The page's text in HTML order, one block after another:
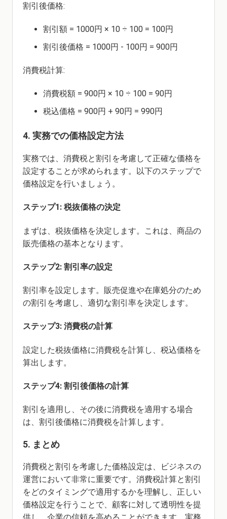
割引後価格:
割引額 = 1000円 × 10 ÷ 100 = 100円
割引後価格 = 1000円 - 100円 = 900円
消費税計算:
消費税額 = 900円 × 10 ÷ 100 = 90円
税込価格 = 900円 + 90円 = 990円
4. 実務での価格設定方法
実務では、消費税と割引を考慮して正確な価格を
設定することが求められます。以下のステップで
価格設定を行いましょう。
ステップ1: 税抜価格の決定
まずは、税抜価格を決定します。これは、商品の
販売価格の基本となります。
ステップ2: 割引率の設定
割引率を設定します。販売促進や在庫処分のため
の割引を考慮し、適切な割引率を決定します。
ステップ3: 消費税の計算
設定した税抜価格に消費税を計算し、税込価格を
算出します。
ステップ4: 割引後価格の計算
割引を適用し、その後に消費税を適用する場合
は、割引後価格に消費税を計算します。
5. まとめ
消費税と割引を考慮した価格設定は、ビジネスの
運営において非常に重要です。消費税計算と割引
をどのタイミングで適用するかを理解し、正しい
価格設定を行うことで、顧客に対して透明性を提